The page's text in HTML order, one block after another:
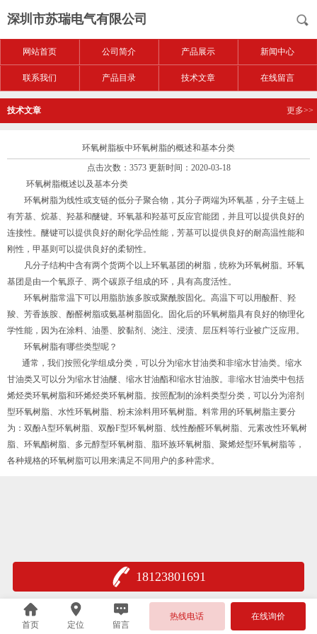
深圳市苏瑞电气有限公司
网站首页 公司简介 产品展示 新闻中心
联系我们 产品目录 技术文章 在线留言
技术文章 更多>>
环氧树脂板中环氧树脂的概述和基本分类
点击次数：3573 更新时间：2020-03-18
环氧树脂概述以及基本分类
环氧树脂为线性或支链的低分子聚合物，其分子两端为环氧基，分子主链上
有芳基、烷基、羟基和醚键。环氧基和羟基可反应官能团，并且可以提供良好的
连接性。醚键可以提供良好的耐化学品性能，芳基可以提供良好的耐高温性能和
刚性，甲基则可以提供良好的柔韧性。
凡分子结构中含有两个货两个以上环氧基团的树脂，统称为环氧树脂。环氧
基团是由一个氧原子、两个碳原子组成的环，具有高度活性。
环氧树脂常温下可以用脂肪族多胺或聚酰胺固化。高温下可以用酸酐、羟
羧、芳香族胺、酚醛树脂或氨基树脂固化。固化后的环氧树脂具有良好的物理化
学性能，因为在涂料、油墨、胶黏剂、浇注、浸渍、层压料等行业被广泛应用。
环氧树脂有哪些类型呢？
通常，我们按照化学组成分类，可以分为缩水甘油类和非缩水甘油类。缩水
甘油类又可以分为缩水甘油醚、缩水甘油酯和缩水甘油胺。非缩水甘油类中包括
烯烃类环氧树脂和环烯烃类环氧树脂。按照配制的涂料类型分类，可以分为溶剂
型环氧树脂、水性环氧树脂、粉末涂料用环氧树脂。料常用的环氧树脂主要分
为：双酚A型环氧树脂、双酚F型环氧树脂、线性酚醛环氧树脂、元素改性环氧树
脂、环氧酯树脂、多元醇型环氧树脂、脂环族环氧树脂、聚烯烃型环氧树脂等，
各种规格的环氧树脂可以用来满足不同用户的多种需求。
18123801691
首页 定位 留言
热线电话 在线询价